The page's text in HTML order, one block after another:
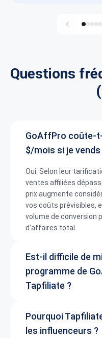
Questions
GoAffPro coûte-
$/mois si je vends
Oui. Selon leur
ventes affiliées
prix augmente
vos coûts prévisibles,
volume de conversion
d’affaires total.
Est-il difficile de
programme de
Tapfiliate ?
Pourquoi
les influenceurs ?